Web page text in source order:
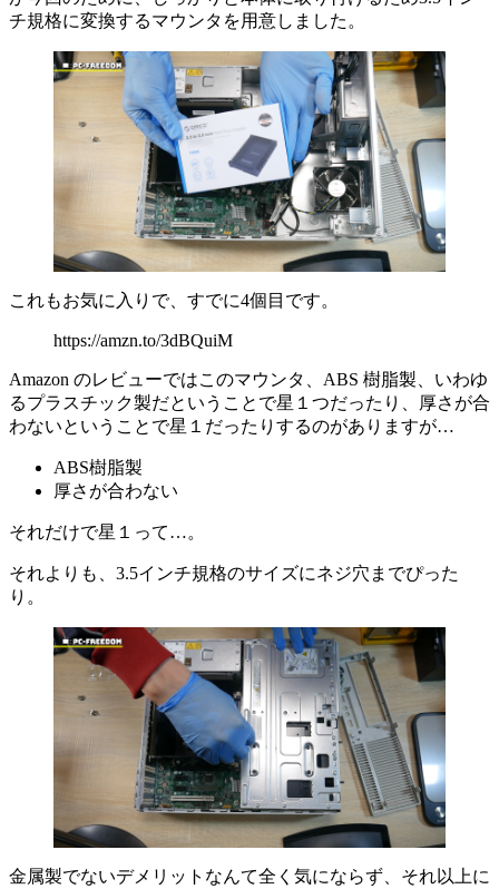
チ規格に変換するマウンタを用意しました。
これもお気に入りで、すでに4個目です。
https://amzn.to/3dBQuiM
Amazon のレビューではこのマウンタ、ABS 樹脂製、いわゆ
るプラスチック製だということで星１つだったり、厚さが合
わないということで星１だったりするのがありますが…
ABS樹脂製
厚さが合わない
それだけで星１って…。
それよりも、3.5インチ規格のサイズにネジ穴までぴった
り。
金属製でないデメリットなんて全く気にならず、それ以上に